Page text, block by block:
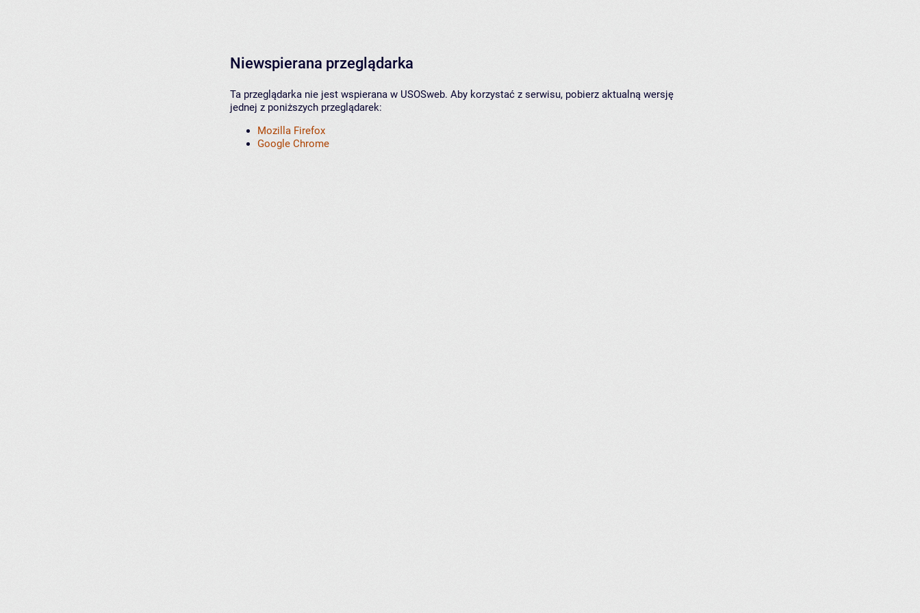
Niewspierana przeglądarka
Ta przeglądarka nie jest wspierana w USOSweb. Aby korzystać z serwisu, pobierz aktualną wersję
jednej z poniższych przeglądarek:
Mozilla Firefox
Google Chrome